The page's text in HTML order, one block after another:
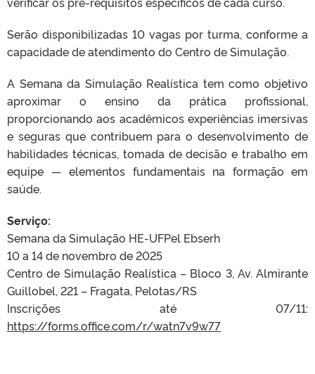
Serão disponibilizadas 10 vagas por turma, conforme a
capacidade de atendimento do Centro de Simulação.
A Semana da Simulação Realística tem como objetivo
aproximar o ensino da prática profissional,
proporcionando aos acadêmicos experiências imersivas
e seguras que contribuem para o desenvolvimento de
habilidades técnicas, tomada de decisão e trabalho em
equipe — elementos fundamentais na formação em
saúde.
Serviço:
Semana da Simulação HE-UFPel Ebserh
10 a 14 de novembro de 2025
Centro de Simulação Realística – Bloco 3, Av. Almirante
Guillobel, 221 – Fragata, Pelotas/RS
Inscrições até 07/11:
https://forms.office.com/r/watn7v9w77